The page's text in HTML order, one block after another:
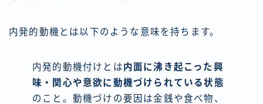
内発的動機とは以下のような意味を持ちます。
内発的動機付けとは内面に沸き起こった興
味・関心や意欲に動機づけられている状態
のこと。動機づけの要因は金銭や食べ物、